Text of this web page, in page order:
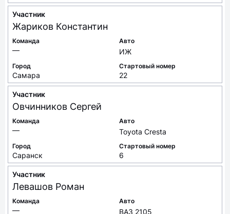
Участник
Жариков Константин
Команда
—
Авто
ИЖ
Город
Самара
Стартовый номер
22
Участник
Овчинников Сергей
Команда
—
Авто
Toyota Cresta
Город
Саранск
Стартовый номер
6
Участник
Левашов Роман
Команда
—
Авто
ВАЗ 2105